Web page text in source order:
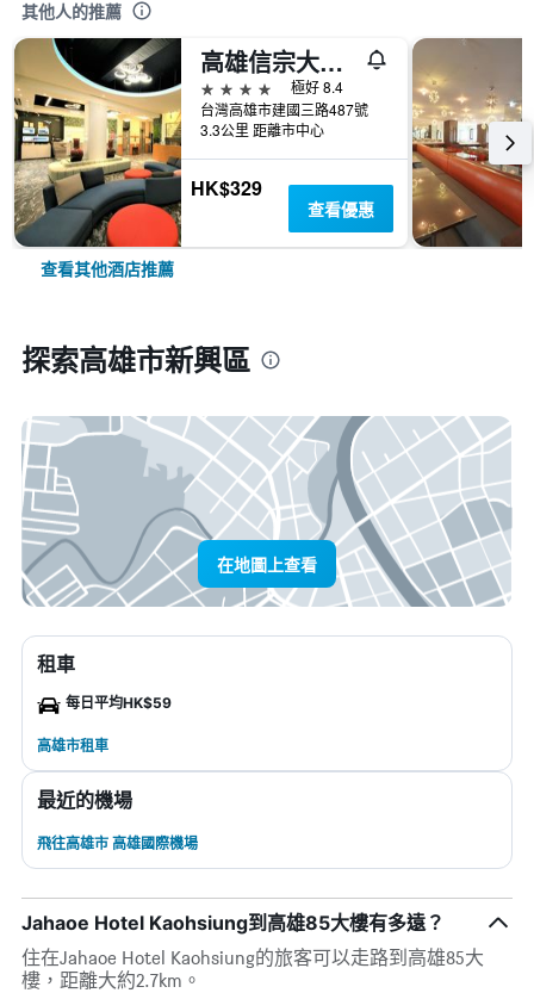
其他人的推薦
高雄信宗大飯店
4星級
極好 8.4
台灣高雄市建國三路487號
3.3公里 距離市中心
HK$329
查看優惠
查看其他酒店推薦
探索高雄市新興區
在地圖上查看
租車
每日平均HK$59
高雄市租車
最近的機場
飛往高雄市 高雄國際機場
Jahaoe Hotel Kaohsiung到高雄85大樓有多遠？
住在Jahaoe Hotel Kaohsiung的旅客可以走路到高雄85大
樓，距離大約2.7km。